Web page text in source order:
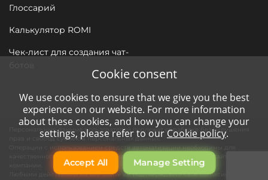
Глоссарий
Калькулятор ROMI
Чек-лист для создания чат-
Персональные данные пользователей подлежат обработке без нарушения
прав и свобод субъекта персональных данных.
Операции с использованием средств автоматизации необходимы для
качественного сервиса нашим клиентам и функционирования сайта
Любыми действиями на веб-сайте вы подтверждаете свое согласие на
Cookie consent
We use cookies to ensure that we give you the best
experience on our website. For more information
about these cookies, and how you can change your
settings, please refer to our Cookie policy.
Accept All Manage Setting